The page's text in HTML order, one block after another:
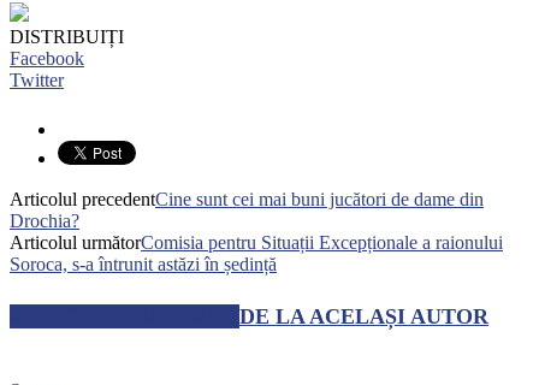
DISTRIBUIȚI
Facebook
Twitter
Articolul precedentCine sunt cei mai buni jucători de dame din
Drochia?
Articolul următorComisia pentru Situații Excepționale a raionului
Soroca, s-a întrunit astăzi în ședință
DE LA ACELAȘI AUTOR